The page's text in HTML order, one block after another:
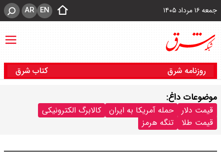
جمعه ۱۶ مرداد ۱۴۰۵ EN
AR
روزنامه شرق کتاب شرق
موضوعات داغ:
قیمت دلار حمله آمریکا به ایران
کالابرگ الکترونیکی
قیمت طلا
تنگه هرمز